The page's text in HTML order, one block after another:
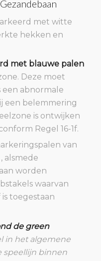
met witte
hekken en
met blauwe palen
Deze moet
abnormale
een belemmering
is ontwijken
Regel 16-1f.
van
alsmede
worden
waarvan
toegestaan
de green
in het algemene
speellijn binnen